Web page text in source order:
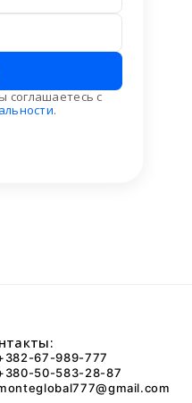
соглашаетесь с
.
67-989-777
50-583-28-87